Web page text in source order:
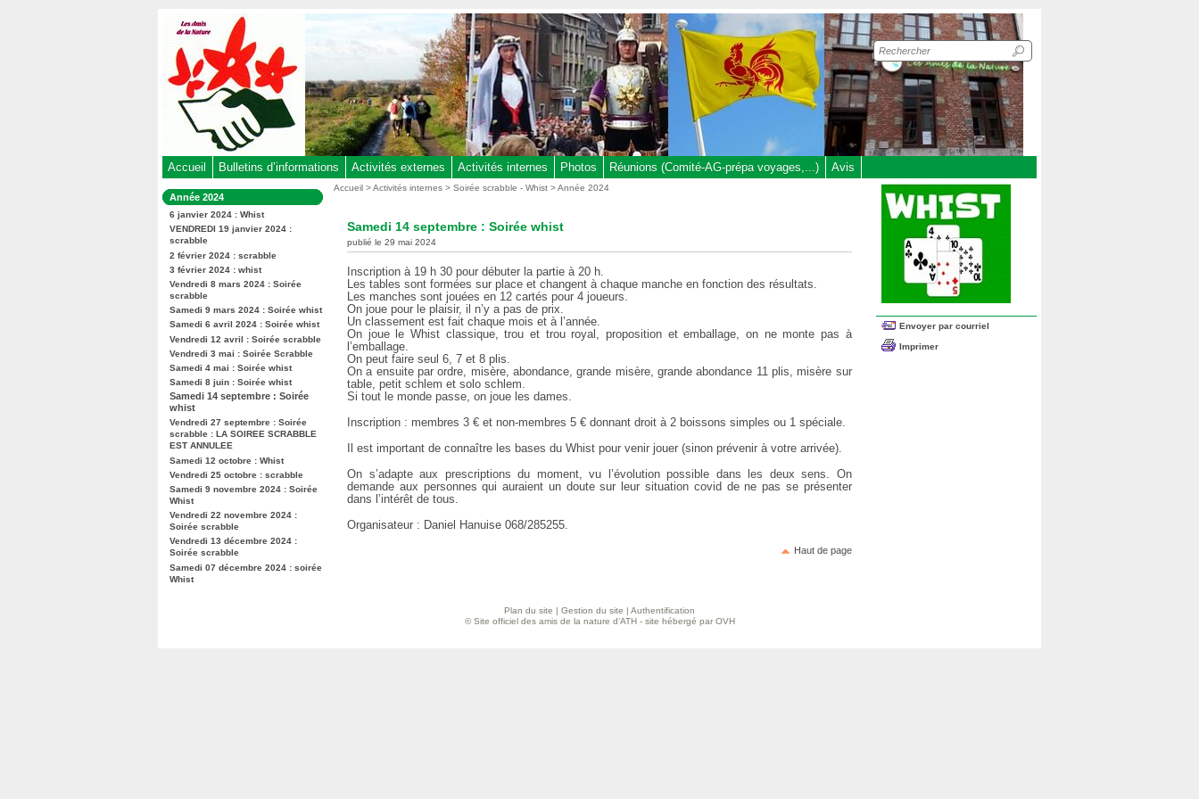
Recherche
sur
le
site
Accueil Bulletins d’informations Activités externes Activités internes Photos Réunions (Comité-AG-prépa voyages,...) Avis
Dans
la
rubrique
:
Année 2024
6 janvier 2024 : Whist
VENDREDI 19 janvier 2024 :
scrabble
2 février 2024 : scrabble
3 février 2024 : whist
Vendredi 8 mars 2024 : Soirée
scrabble
Samedi 9 mars 2024 : Soirée whist
Samedi 6 avril 2024 : Soirée whist
Vendredi 12 avril : Soirée scrabble
Vendredi 3 mai : Soirée Scrabble
Samedi 4 mai : Soirée whist
Samedi 8 juin : Soirée whist
Samedi 14 septembre : Soirée
whist
Vendredi 27 septembre : Soirée
scrabble : LA SOIREE SCRABBLE
EST ANNULEE
Samedi 12 octobre : Whist
Vendredi 25 octobre : scrabble
Samedi 9 novembre 2024 : Soirée
Whist
Vendredi 22 novembre 2024 :
Soirée scrabble
Vendredi 13 décembre 2024 :
Soirée scrabble
Samedi 07 décembre 2024 : soirée
Whist
Vous
Accueil >Activités internes >Soirée scrabble - Whist >Année 2024
Samedi 14 septembre : Soirée whist
publié le 29 mai 2024
Inscription à 19 h 30 pour débuter la partie à 20 h.
Les tables sont formées sur place et changent à chaque manche en fonction des résultats.
Les manches sont jouées en 12 cartés pour 4 joueurs.
On joue pour le plaisir, il n’y a pas de prix.
Un classement est fait chaque mois et à l’année.
On joue le Whist classique, trou et trou royal, proposition et emballage, on ne monte pas à
l’emballage.
On peut faire seul 6, 7 et 8 plis.
On a ensuite par ordre, misère, abondance, grande misère, grande abondance 11 plis, misère sur
table, petit schlem et solo schlem.
Si tout le monde passe, on joue les dames.
Inscription : membres 3 € et non-membres 5 € donnant droit à 2 boissons simples ou 1 spéciale.
Il est important de connaître les bases du Whist pour venir jouer (sinon prévenir à votre arrivée).
On s’adapte aux prescriptions du moment, vu l’évolution possible dans les deux sens. On
demande aux personnes qui auraient un doute sur leur situation covid de ne pas se présenter
dans l’intérêt de tous.
Organisateur : Daniel Hanuise 068/285255.
Haut de page
Envoyer par courriel
Imprimer
Plan du site | Gestion du site | Authentification
© Site officiel des amis de la nature d’ATH - site hébergé par OVH